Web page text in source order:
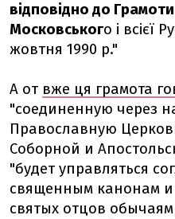
відповідно до
Московського і всієї
жовтня 1990 р."
А от вже ця грамота
"соединенную через
Православную
Соборной и
"будет управляться
священным канонам
святых отцов